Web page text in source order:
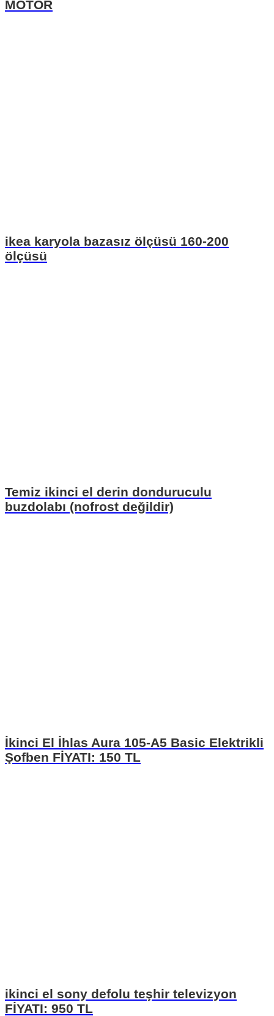
MOTOR
ikea karyola bazasız ölçüsü 160-200
ölçüsü
Temiz ikinci el derin donduruculu
buzdolabı (nofrost değildir)
İkinci El İhlas Aura 105-A5 Basic Elektrikli
Şofben FİYATI: 150 TL
ikinci el sony defolu teşhir televizyon
FİYATI: 950 TL